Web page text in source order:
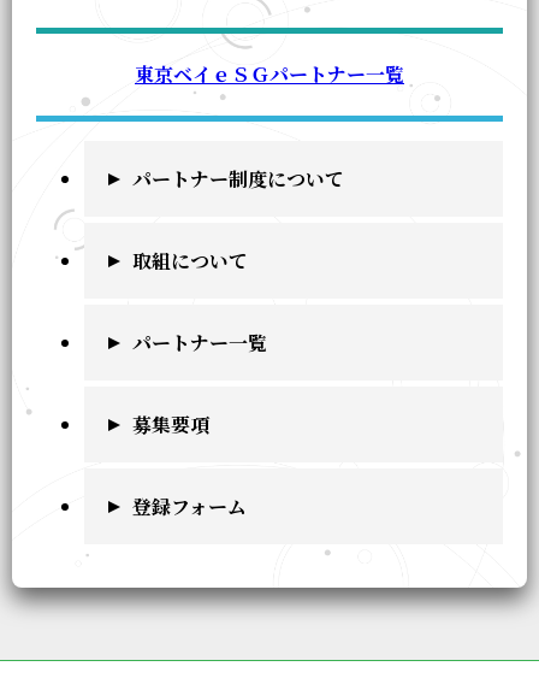
東京ベイｅＳＧパートナー一覧
パートナー制度について
取組について
パートナー一覧
募集要項
登録フォーム